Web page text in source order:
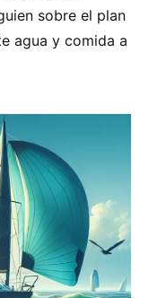
sobre el plan
agua y comida a